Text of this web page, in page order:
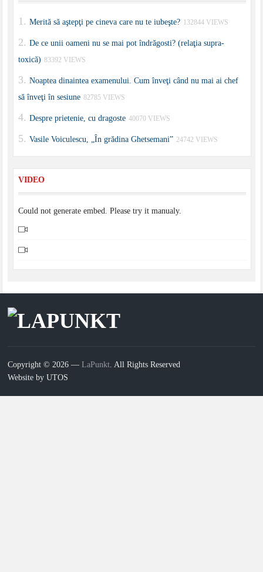
Merită să aştepţi pe cineva care nu te iubeşte? 132844 VIEWS
De ce unii oameni nu se mai pot îndrăgosti? (relaţia supra-
toxică) 83392 VIEWS
Noaptea dinaintea examenului. Cum înveţi când nu mai ai chef
să înveţi în sesiune 82785 VIEWS
Despre prietenie, cu dragoste 40070 VIEWS
Vasile Voiculescu, „În grădina Ghetsemani” 24742 VIEWS
VIDEO
Could not generate embed. Please try it manualy.
Copyright © 2026 —LaPunkt . All Rights Reserved
Website by UTOS